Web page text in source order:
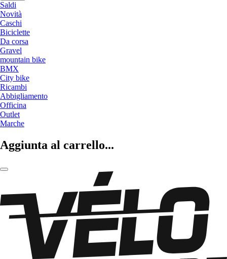
Saldi
Novità
Caschi
Biciclette
Da corsa
Gravel
mountain bike
BMX
City bike
Ricambi
Abbigliamento
Officina
Outlet
Marche
Aggiunta al carrello...